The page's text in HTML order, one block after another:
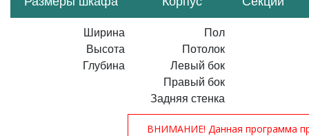
Ширина
Высота
Глубина
Пол
Потолок
Левый бок
Правый бок
Задняя стенка
ВНИМАНИЕ! Данная программа